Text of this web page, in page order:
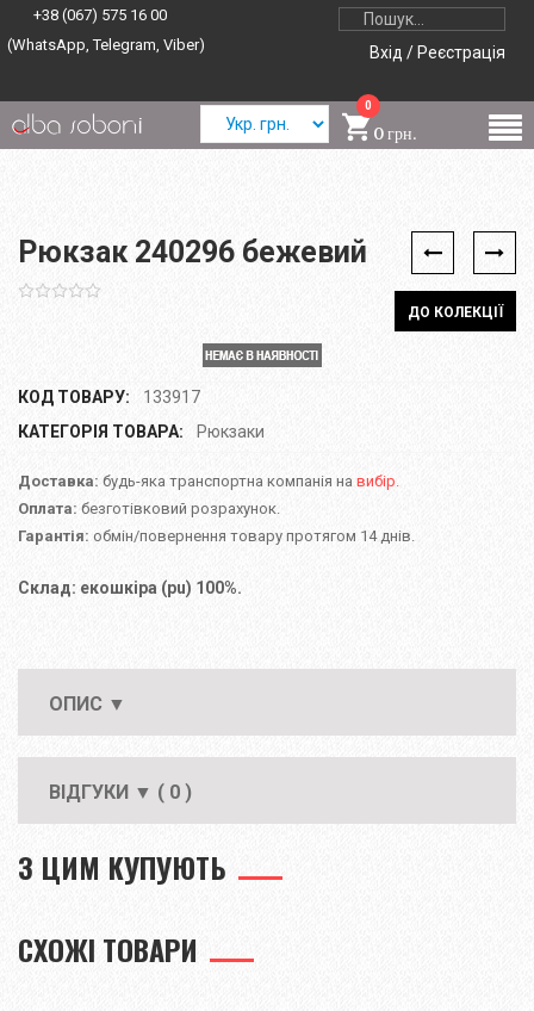
+38 (067) 575 16 00
(WhatsApp, Telegram, Viber)
Вхід / Реєстрація
0
0 грн.
ДО КОЛЕКЦІЇ
Рюкзак 240296 бежевий
КОД ТОВАРУ:
133917
КАТЕГОРІЯ ТОВАРА:
Рюкзаки
Доставка: будь-яка транспортна компанія на вибір.
Оплата: безготівковий розрахунок.
Гарантія: обмін/повернення товару протягом 14 днів.
Склад: екошкіра (pu) 100%.
ОПИС ▼
ВІДГУКИ ▼ ( 0 )
З ЦИМ КУПУЮТЬ
СХОЖІ ТОВАРИ